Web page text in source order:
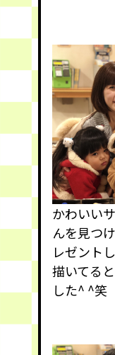
かわいい
んを見つ
レゼント
描いてる
した^ ^笑